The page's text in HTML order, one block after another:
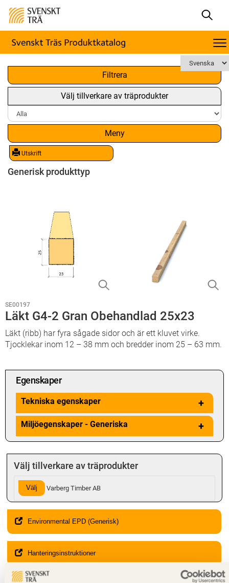
Filtrera
Välj tillverkare av träprodukter
Meny
Utskrift
x
Generisk produkttyp
SE00197
Läkt G4-2 Gran Obehandlad 25x23
Läkt (ribb) har fyra sågade sidor och är ett kluvet virke.
Tjocklekar inom 12 – 38 mm och bredder inom 25 – 63 mm.
Egenskaper
Tekniska egenskaper +
Miljöegenskaper - Generiska +
Välj tillverkare av träprodukter
Välj Varberg Timber AB
Environmental EPD (Generisk)
Hanteringsinstruktioner